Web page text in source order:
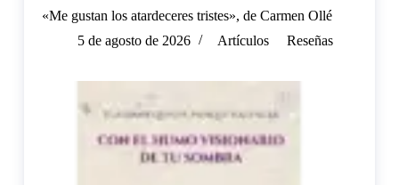
«Me gustan los atardeceres tristes», de Carmen Ollé
5 de agosto de 2026
Artículos Reseñas